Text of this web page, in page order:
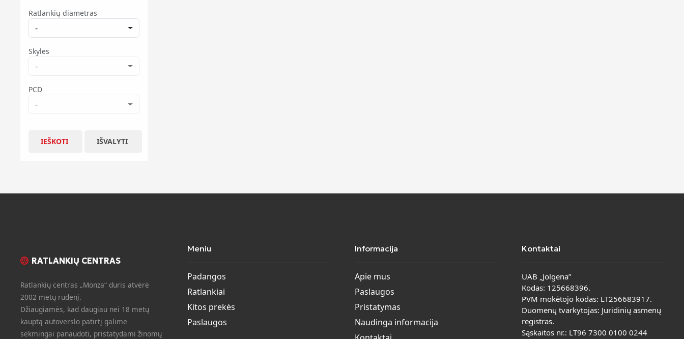
Ratlankių diametras
-
Skyles
-
PCD
-
IEŠKOTI IŠVALYTI
RATLANKIŲ CENTRAS
Ratlankių centras „Monza“ duris atvėrė
2002 metų rudenį.
Džiaugiamės, kad daugiau nei 18 metų
kauptą autoverslo patirtį galime
sėkmingai panaudoti, pristatydami žinomų
Meniu
Padangos
Ratlankiai
Kitos prekės
Paslaugos
Informacija
Apie mus
Paslaugos
Pristatymas
Naudinga informacija
Kontaktai
UAB „Jolgena”
Kodas: 125668396.
PVM mokėtojo kodas: LT256683917.
Duomenų tvarkytojas: Juridinių asmenų
registras.
Sąskaitos nr.: LT96 7300 0100 0244